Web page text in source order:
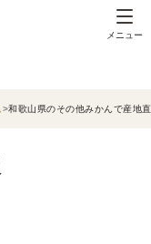
メニュー
和歌山県のその他みかんで産地